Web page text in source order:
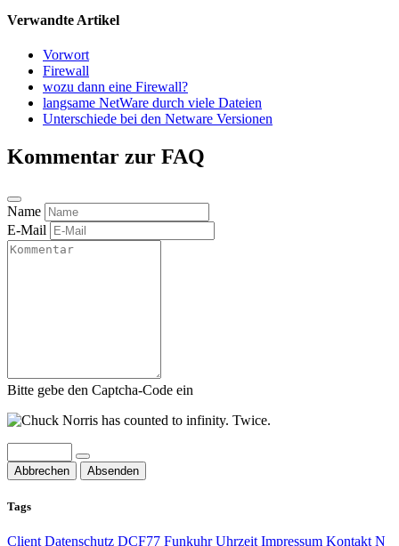
Verwandte Artikel
Vorwort
Firewall
wozu dann eine Firewall?
langsame NetWare durch viele Dateien
Unterschiede bei den Netware Versionen
Kommentar zur FAQ
Name
E-Mail
Bitte gebe den Captcha-Code ein
Abbrechen Absenden
Tags
Client Datenschutz DCF77 Funkuhr Uhrzeit Impressum Kontakt N